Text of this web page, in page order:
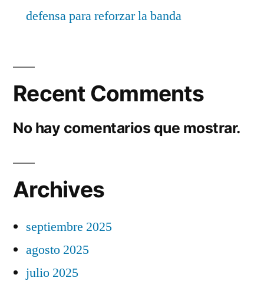
defensa para reforzar la banda
Recent Comments
No hay comentarios que mostrar.
Archives
septiembre 2025
agosto 2025
julio 2025